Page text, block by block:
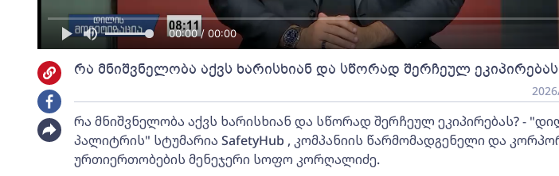
00:00 / 00:00
რა მნიშვნელობა აქვს ხარისხიან და სწორად შერჩეულ
რა მნიშვნელობა აქვს ხარისხიან და სწორად შერჩეულ ეკიპირებას? -
პალიტრის" სტუმარია SafetyHub , კომპანიის წარმომადგენელი და
ურთიერთობების მენეჯერი სოფო კორღალიძე.